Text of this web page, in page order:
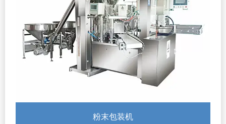
粉末包装机